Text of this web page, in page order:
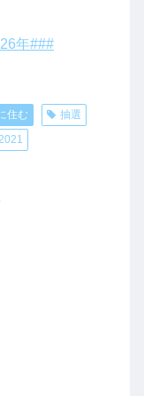
年###
住む
抽選